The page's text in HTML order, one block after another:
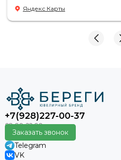
подсказки на что обратить
персонал.
Яндекс Карты
+7(928)227-00-37
Заказать звонок
Telegram
VK